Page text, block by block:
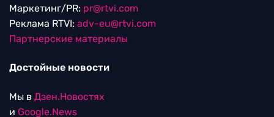
Маркетинг/PR: pr@rtvi.com
Реклама RTVI: adv-eu@rtvi.com
Партнерские материалы
Достойные новости
Мы в Дзен.Новостях
и Google.News